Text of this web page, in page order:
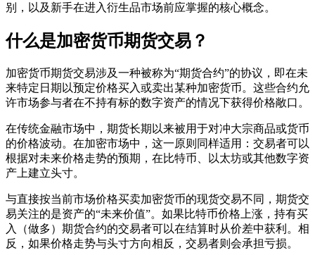
别，以及新手在进入衍生品市场前应掌握的核心概念。
什么是加密货币期货交易？
加密货币期货交易涉及一种被称为“期货合约”的协议，即在未
来特定日期以预定价格买入或卖出某种加密货币。这些合约允
许市场参与者在不持有标的数字资产的情况下获得价格敞口。
在传统金融市场中，期货长期以来被用于对冲大宗商品或货币
的价格波动。在加密市场中，这一原则同样适用：交易者可以
根据对未来价格走势的预期，在比特币、以太坊或其他数字资
产上建立头寸。
与直接按当前市场价格买卖加密货币的现货交易不同，期货交
易关注的是资产的“未来价值”。如果比特币价格上涨，持有买
入（做多）期货合约的交易者可以在结算时从价差中获利。相
反，如果价格走势与头寸方向相反，交易者则会承担亏损。